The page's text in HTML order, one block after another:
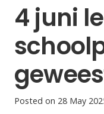
4 juni
Posted on 28 May